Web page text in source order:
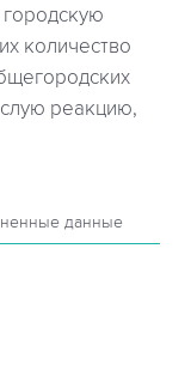
количество
реакцию,
данные